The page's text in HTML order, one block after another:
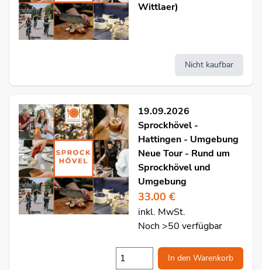
Wittlaer)
Nicht kaufbar
19.09.2026
Sprockhövel -
Hattingen - Umgebung
Neue Tour - Rund um
Sprockhövel und
Umgebung
33.00 €
inkl. MwSt.
Noch >50 verfügbar
In den Warenkorb